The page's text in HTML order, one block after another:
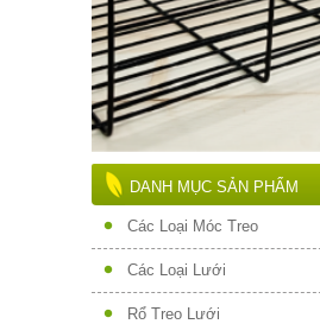
DANH MỤC SẢN PHẨM
Các Loại Móc Treo
Các Loại Lưới
Rổ Treo Lưới